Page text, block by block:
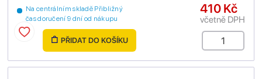
Na centrálním skladě Přibližný
čas doručení 9 dní od nákupu
410 Kč
včetně DPH
PŘIDAT DO KOŠÍKU